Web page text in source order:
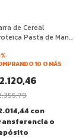
de Cereal
Pasta de Mani
10 O MÁS
con
o